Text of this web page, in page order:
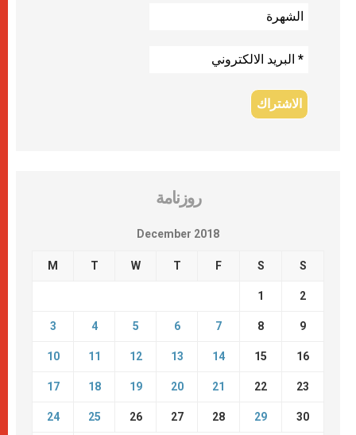
روزنامة
December 2018
M T W T F S S
1 2
3 4 5 6 7 8 9
10 11 12 13 14 15 16
17 18 19 20 21 22 23
24 25 26 27 28 29 30